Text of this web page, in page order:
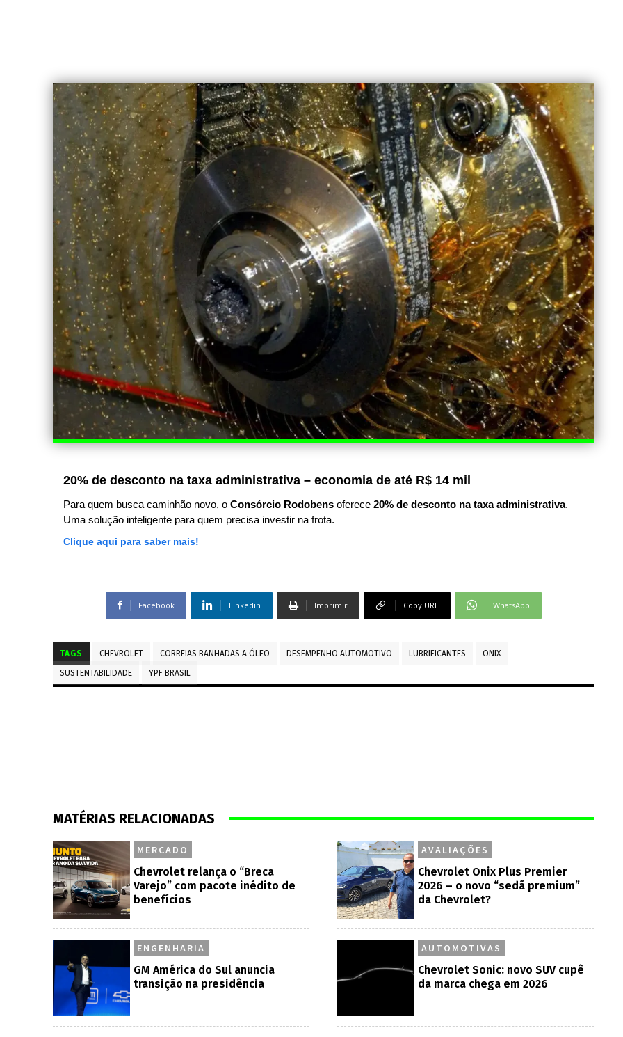
20% de desconto na taxa administrativa – economia de até R$ 14 mil
Para quem busca caminhão novo, o Consórcio Rodobens oferece 20% de desconto na taxa administrativa.
Uma solução inteligente para quem precisa investir na frota.
Clique aqui para saber mais!
Facebook Linkedin Imprimir Copy URL WhatsApp
TAGS CHEVROLET CORREIAS BANHADAS A ÓLEO DESEMPENHO AUTOMOTIVO LUBRIFICANTES
ONIX
SUSTENTABILIDADE
YPF BRASIL
MATÉRIAS RELACIONADAS
MERCADO
Chevrolet relança o “Breca
Varejo” com pacote inédito de
benefícios
AVALIAÇÕES
Chevrolet Onix Plus Premier
2026 – o novo “sedã premium”
da Chevrolet?
ENGENHARIA
GM América do Sul anuncia
transição na presidência
AUTOMOTIVAS
Chevrolet Sonic: novo SUV cupê
da marca chega em 2026